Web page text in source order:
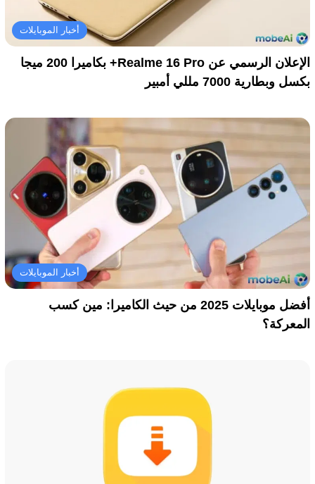
أخبار الموبايلات
الإعلان الرسمي عن Realme 16 Pro+ بكاميرا 200 ميجا
بكسل وبطارية 7000 مللي أمبير
أخبار الموبايلات
أفضل موبايلات 2025 من حيث الكاميرا: مين كسب
المعركة؟